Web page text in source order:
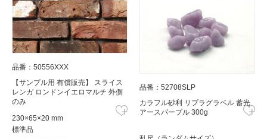
品番：50556XXX
【サンプル用 有償販売】 スライス
レンガ ロンドンイエロマルチ 外側
のみ
230×65×20 mm
標準品
品番：52708SLP
カラフル砂利 リプラグラベル 蓄光
アースパープル 300g